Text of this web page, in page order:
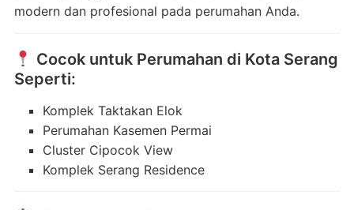
modern dan profesional pada perumahan Anda.
Cocok untuk Perumahan di Kota Serang
Seperti:
Komplek Taktakan Elok
Perumahan Kasemen Permai
Cluster Cipocok View
Komplek Serang Residence